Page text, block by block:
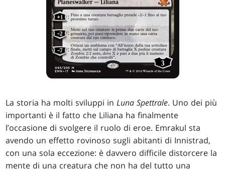
La storia ha molti sviluppi inLuna Spettrale. Uno dei più
importanti è il fatto che Liliana ha finalmente
l’occasione di svolgere il ruolo di eroe. Emrakul sta
avendo un effetto rovinoso sugli abitanti di Innistrad,
con una sola eccezione: è davvero difficile distorcere la
mente di una creatura che non ha del tutto una